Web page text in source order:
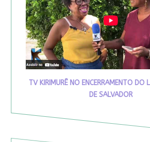
TV KIRIMURÊ NO ENCERRAMENTO DO
DE SALVADOR